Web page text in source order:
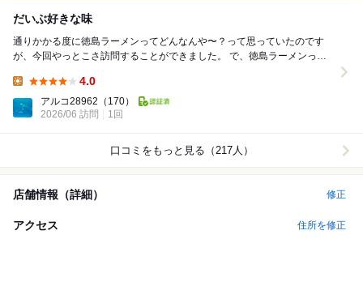
だいぶ好きな味
通りかかる度に徳島ラーメンってどんなんや〜？って思っていたのです
が、今回やっとこさ訪問することができました。 で、徳島ラーメンって
4.0
アルコ28962 （170）
2026/06 訪問
1回
口コミをもっと見る（217人）
店舗情報（詳細） 修正
アクセス 住所を修正